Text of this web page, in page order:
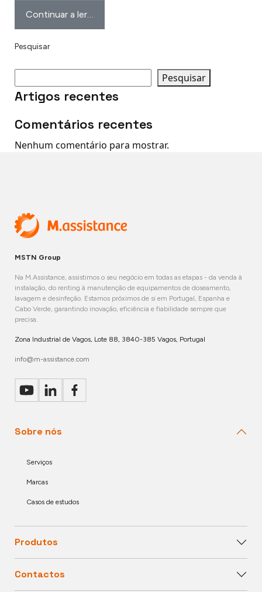
Continuar a ler…
Pesquisar
Pesquisar
Artigos recentes
Comentários recentes
Nenhum comentário para mostrar.
MSTN Group
Na M.Assistance, assistimos o seu negócio em todas as etapas - da venda à
instalação, do renting à manutenção de equipamentos de doseamento,
lavagem e desinfeção. Estamos próximos de si em Portugal, Espanha e
Cabo Verde, garantindo inovação, eficiência e fiabilidade sempre que
precisa.
Zona Industrial de Vagos, Lote 88, 3840-385 Vagos, Portugal
info@m-assistance.com
Sobre nós
Serviços
Marcas
Casos de estudos
Produtos
Contactos